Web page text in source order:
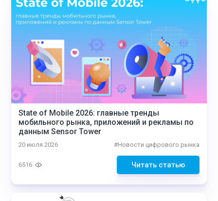
State of Mobile 2026: главные тренды
мобильного рынка, приложений и рекламы по
данным Sensor Tower
20 июля 2026 #Новости цифрового рынка
Читать статью
6516